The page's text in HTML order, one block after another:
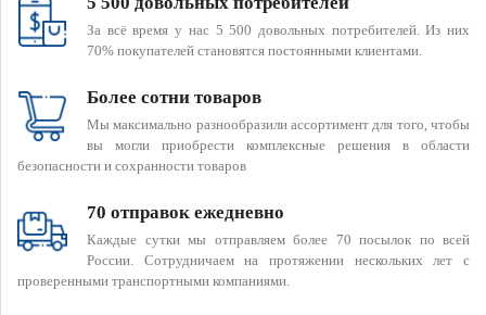
За всё время у нас 5 500 довольных потребителей. Из них
70% покупателей становятся постоянными клиентами.
Более сотни товаров
Мы максимально разнообразили ассортимент для того, чтобы
вы могли приобрести комплексные решения в области
безопасности и сохранности товаров
70 отправок ежедневно
Каждые сутки мы отправляем более 70 посылок по всей
России. Сотрудничаем на протяжении нескольких лет с
проверенными транспортными компаниями.